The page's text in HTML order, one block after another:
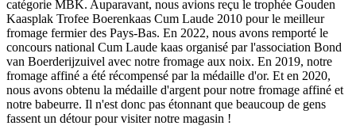
catégorie MBK. Auparavant, nous avions reçu le trophée Gouden
Kaasplak Trofee Boerenkaas Cum Laude 2010 pour le meilleur
fromage fermier des Pays-Bas. En 2022, nous avons remporté le
concours national Cum Laude kaas organisé par l'association Bond
van Boerderijzuivel avec notre fromage aux noix. En 2019, notre
fromage affiné a été récompensé par la médaille d'or. Et en 2020,
nous avons obtenu la médaille d'argent pour notre fromage affiné et
notre babeurre. Il n'est donc pas étonnant que beaucoup de gens
fassent un détour pour visiter notre magasin !